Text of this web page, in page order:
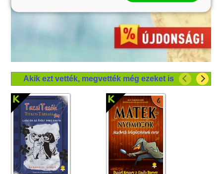
Akik ezt vették, megvették még ezeket is